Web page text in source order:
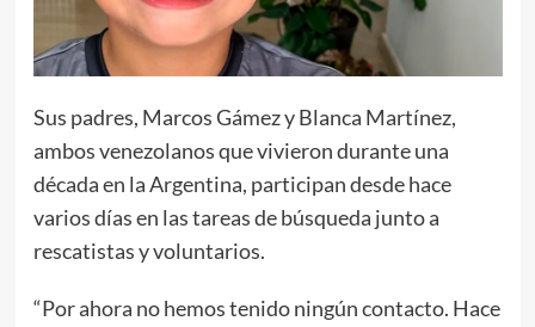
Sus padres, Marcos Gámez y Blanca Martínez,
ambos venezolanos que vivieron durante una
década en la Argentina, participan desde hace
varios días en las tareas de búsqueda junto a
rescatistas y voluntarios.
“Por ahora no hemos tenido ningún contacto. Hace